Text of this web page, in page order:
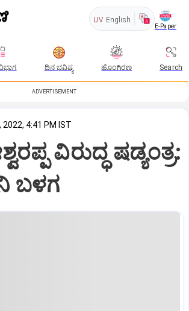
UV English
E-Paper
ದಿನ ಭವಿಷ್ಯ ಹೊಂಗಿರಣ Search
ADVERTISEMENT
2022, 4:41 PM IST
ವಿರುದ್ಧ ಷಡ್ಯಂತ್ರ:
ಬಳಗ